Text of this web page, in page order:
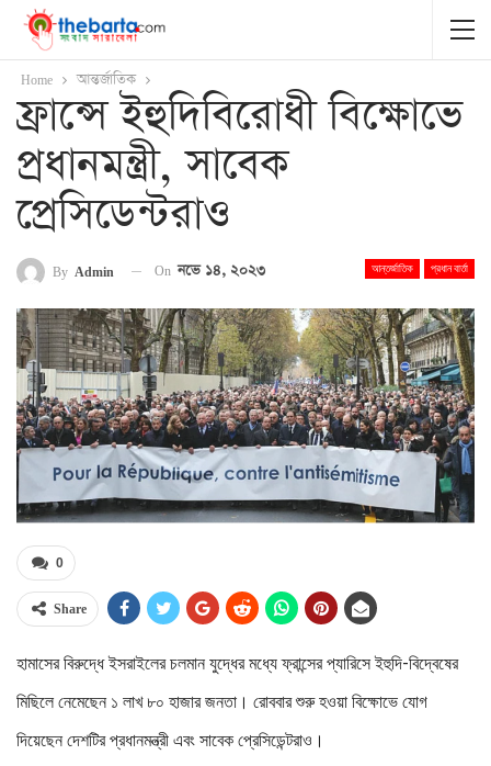
Home আন্তর্জাতিক
ফ্রান্সে ইহুদিবিরোধী বিক্ষোভে
প্রধানমন্ত্রী, সাবেক
প্রেসিডেন্টরাও
আন্তর্জাতিক প্রধান বার্তা
By Admin On নভে ১৪, ২০২৩
0
Share
হামাসের বিরুদ্ধে ইসরাইলের চলমান যুদ্ধের মধ্যে ফ্রান্সের প্যারিসে ইহুদি-বিদ্বেষের
মিছিলে নেমেছেন ১ লাখ ৮০ হাজার জনতা। রোববার শুরু হওয়া বিক্ষোভে যোগ
দিয়েছেন দেশটির প্রধানমন্ত্রী এবং সাবেক প্রেসিডেন্টরাও।